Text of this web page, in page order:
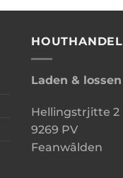
HOUTHANDEL
Laden & lossen
Hellingstrjitte 2
9269 PV
Feanwâlden